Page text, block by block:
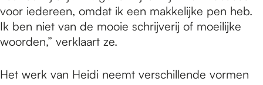
voor iedereen, omdat ik een makkelijke pen heb.
Ik ben niet van de mooie schrijverij of moeilijke
woorden,” verklaart ze.
Het werk van Heidi neemt verschillende vormen